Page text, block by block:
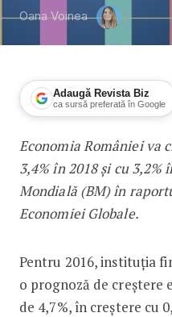
Oana Voinea
Adaugă Revista Biz
ca sursă preferată în Google
BM: Economia
Economia României va
3,4% în 2018 și cu 3,2%
Mondială (BM) în
Economiei Globale.
Pentru 2016, instituția
o prognoză de creștere
de 4,7%, în creștere cu